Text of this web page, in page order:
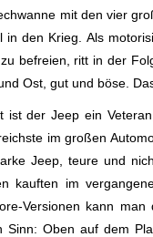
mit den vier
in den Krieg. Als
befreien, ritt in der
Ost, gut und böse.
ist der Jeep ein
im großen
Jeep, teure und
kauften im
Versionen kann
Sinn: Oben auf dem